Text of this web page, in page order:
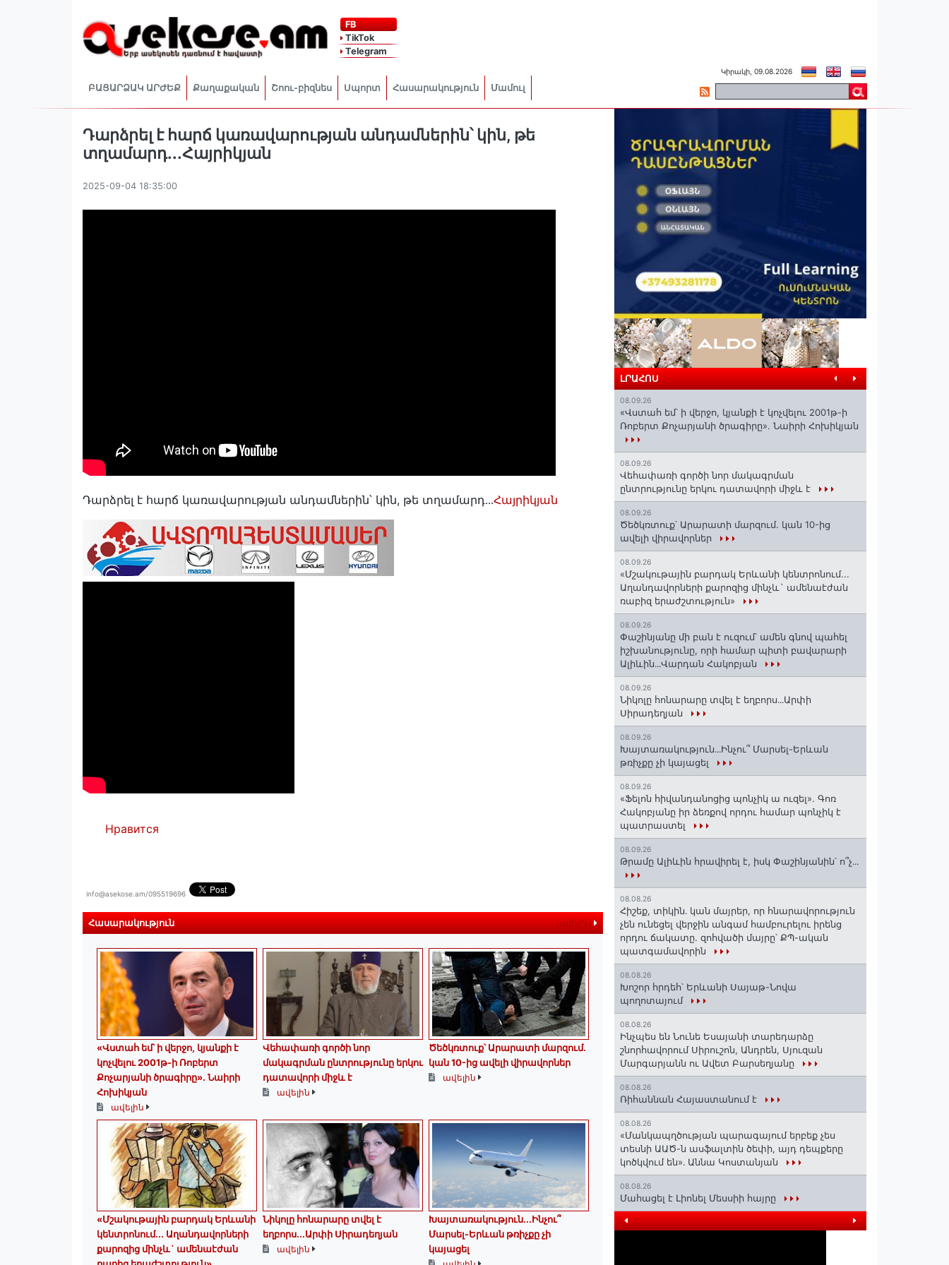
FB
TikTok
Telegram
ԲԱՑԱՐՁԱԿ ԱՐԺԵՔ Քաղաքական Շոու-բիզնես Սպորտ Հասարակություն Մամուլ
Կիրակի, 09.08.2026
Դարձրել է հարճ կառավարության անդամներին՝ կին, թե
տղամարդ․․․Հայրիկյան
2025-09-04 18:35:00
Դարձրել է հարճ կառավարության անդամներին՝ կին, թե տղամարդ․․․Հայրիկյան
Нравится
info@asekose.am/095519696
Հասարակություն ավելին
«Վստահ եմ՝ ի վերջո, կյանքի է
կոչվելու 2001թ-ի Ռոբերտ
Քոչարյանի ծրագիրը». Նաիրի
Հոխիկյան
ավելին
Վեհափառի գործի նոր
մակագրման ընտրությունը երկու
դատավորի միջև է
ավելին
Ծեծկռտուք՝ Արարատի մարզում.
կան 10-ից ավելի վիրավորներ
ավելին
«Մշակութային բարդակ Երևանի
կենտրոնում... Աղանդավորների
քարոզից մինչև` ամենաէժան
Նիկոլը հոնարարը տվել է
եղբորս․․․Արփի Սիրադեղյան
ավելին
Խայտառակություն․․․Ինչու՞
Մարսել-Երևան թռիչքը չի
կայացել
ԼՐԱՀՈՍ
08.09.26
«Վստահ եմ՝ ի վերջո, կյանքի է կոչվելու 2001թ-ի
Ռոբերտ Քոչարյանի ծրագիրը». Նաիրի Հոխիկյան
08.09.26
Վեհափառի գործի նոր մակագրման
ընտրությունը երկու դատավորի միջև է
08.09.26
Ծեծկռտուք՝ Արարատի մարզում. կան 10-ից
ավելի վիրավորներ
08.09.26
«Մշակութային բարդակ Երևանի կենտրոնում...
Աղանդավորների քարոզից մինչև` ամենաէժան
ռաբիզ երաժշտություն»
08.09.26
Փաշինյանը մի բան է ուզում՝ ամեն գնով պահել
իշխանությունը, որի համար պիտի բավարարի
Ալիևին․․․Վարդան Հակոբյան
08.09.26
Նիկոլը հոնարարը տվել է եղբորս․․․Արփի
Սիրադեղյան
08.09.26
Խայտառակություն․․․Ինչու՞ Մարսել-Երևան
թռիչքը չի կայացել
08.09.26
«Ֆելոն հիվանդանոցից պոնչիկ ա ուզել». Գոռ
Հակոբյանը իր ձեռքով որդու համար պոնչիկ է
պատրաստել
08.09.26
Թրամը Ալիևին հրավիրել է, իսկ Փաշինյանին՝ ո՞չ․․․
08.08.26
Հիշեք, տիկին․ կան մայրեր, որ հնարավորություն
չեն ունեցել վերջին անգամ համբուրելու իրենց
որդու ճակատը. զոհվածի մայրը՝ ՔՊ-ական
պատգամավորին
08.08.26
Խոշոր հրդեհ՝ Երևանի Սայաթ-Նովա
պողոտայում
08.08.26
Ինչպես են Նունե Եսայանի տարեդարձը
շնորհավորում Սիրուշոն, Անդրեն, Սյուզան
Մարգարյանն ու Ավետ Բարսեղյանը
08.08.26
Ռիհաննան Հայաստանում է
08.08.26
«Մանկապղծության պարագայում երբեք չես
տեսնի ԱԱԾ-ն ասֆալտին ծեփի, այդ դեպքերը
կոծկվում են»․ Աննա Կոստանյան
08.08.26
Մահացել է Լիոնել Մեսսիի հայրը